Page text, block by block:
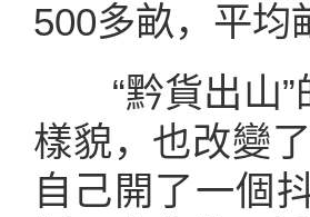
500多畝，平均
“黔貨出山”
樣貌，也改變
自己開了一個